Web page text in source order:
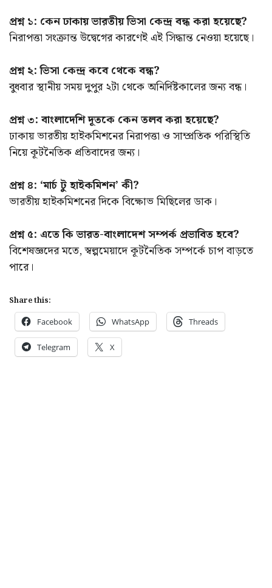
প্রশ্ন ১: কেন ঢাকায় ভারতীয় ভিসা কেন্দ্র বন্ধ করা হয়েছে?
নিরাপত্তা সংক্রান্ত উদ্বেগের কারণেই এই সিদ্ধান্ত নেওয়া হয়েছে।
প্রশ্ন ২: ভিসা কেন্দ্র কবে থেকে বন্ধ?
বুধবার স্থানীয় সময় দুপুর ২টা থেকে অনির্দিষ্টকালের জন্য বন্ধ।
প্রশ্ন ৩: বাংলাদেশি দূতকে কেন তলব করা হয়েছে?
ঢাকায় ভারতীয় হাইকমিশনের নিরাপত্তা ও সাম্প্রতিক পরিস্থিতি
নিয়ে কূটনৈতিক প্রতিবাদের জন্য।
প্রশ্ন ৪: ‘মার্চ টু হাইকমিশন’ কী?
ভারতীয় হাইকমিশনের দিকে বিক্ষোভ মিছিলের ডাক।
প্রশ্ন ৫: এতে কি ভারত-বাংলাদেশ সম্পর্ক প্রভাবিত হবে?
বিশেষজ্ঞদের মতে, স্বল্পমেয়াদে কূটনৈতিক সম্পর্কে চাপ বাড়তে
পারে।
Share this:
Facebook WhatsApp Threads
Telegram X